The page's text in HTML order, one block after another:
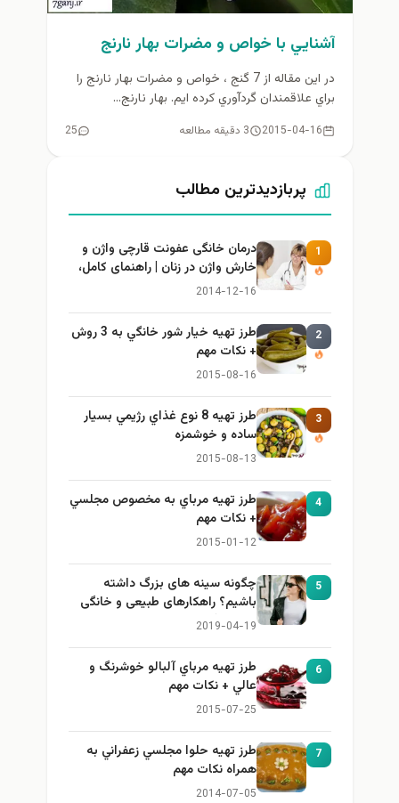
آشنايي با خواص و مضرات بهار نارنج
در اين مقاله از 7 گنج ، خواص و مضرات بهار نارنج را
براي علاقمندان گردآوري كرده ايم. بهار نارنج...
2015-04-16 3 دقیقه مطالعه 25
پربازدیدترین مطالب
1
درمان خانگی عفونت قارچی واژن و
خارش واژن در زنان | راهنمای کامل،
ایمن و کاربردی
2014-12-16
2
طرز تهيه خیار شور خانگي به 3 روش
+ نكات مهم
2015-08-16
3
طرز تهيه 8 نوع غذاي رژيمي بسيار
ساده و خوشمزه
2015-08-13
4
طرز تهيه مرباي به مخصوص مجلسي
+ نكات مهم
2015-01-12
5
چگونه سینه های بزرگ داشته
باشیم؟ راهکارهای طبیعی و خانگی
برای بزرگ کردن سینه
2019-04-19
6
طرز تهيه مرباي آلبالو خوشرنگ و
عالي + نكات مهم
2015-07-25
7
طرز تهيه حلوا مجلسي زعفراني به
همراه نكات مهم
2014-07-05